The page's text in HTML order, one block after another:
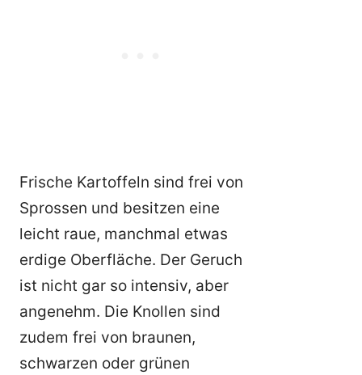
Frische Kartoffeln sind frei von
Sprossen und besitzen eine
leicht raue, manchmal etwas
erdige Oberfläche. Der Geruch
ist nicht gar so intensiv, aber
angenehm. Die Knollen sind
zudem frei von braunen,
schwarzen oder grünen